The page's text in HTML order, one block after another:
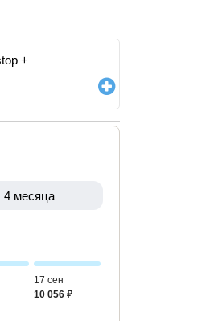
+
4 месяца
17 сен
10 056 ₽